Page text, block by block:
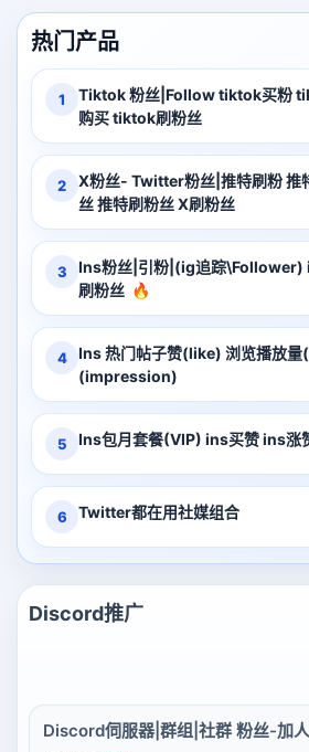
热门产品
1
Tiktok 粉丝|Follow tiktok买粉 tiktok刷粉 tiktok粉丝
购买 tiktok刷粉丝
2
X粉丝- Twitter粉丝|推特刷粉 推特粉丝购买 推特买粉
丝 推特刷粉丝 X刷粉丝
3
Ins粉丝|引粉|(ig追踪\Follower) ins买粉 ins涨粉 ins
刷粉丝 🔥
4
Ins 热门帖子赞(like) 浏览播放量
(impression)
5
6 Twitter都在用社媒组合
Discord推广
Discord伺服器|群组|社群 粉丝-加人